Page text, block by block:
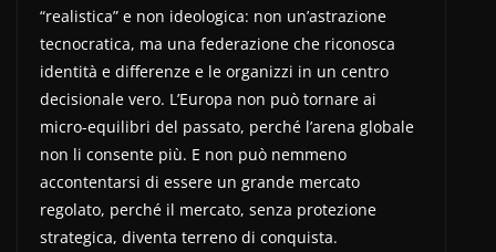
“realistica” e non ideologica: non un’astrazione
tecnocratica, ma una federazione che riconosca
identità e differenze e le organizzi in un centro
decisionale vero. L’Europa non può tornare ai
micro-equilibri del passato, perché l’arena globale
non li consente più. E non può nemmeno
accontentarsi di essere un grande mercato
regolato, perché il mercato, senza protezione
strategica, diventa terreno di conquista.